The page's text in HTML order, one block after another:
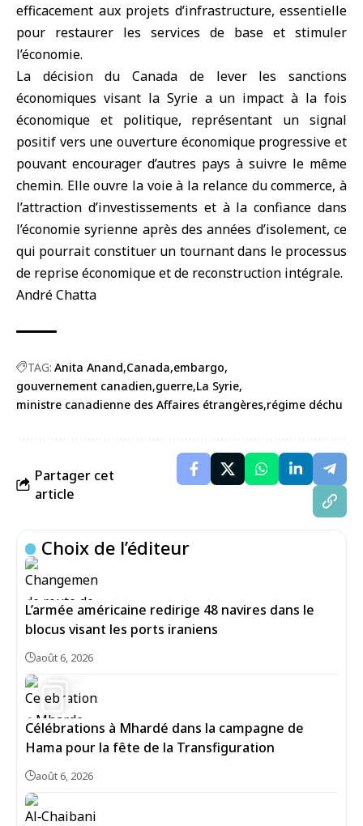
efficacement aux projets d’infrastructure, essentielle
pour restaurer les services de base et stimuler
l’économie.
La décision duCanada de lever les sanctions
économiques visant la Syrie a un impact à la fois
économique et politique, représentant un signal
positif vers une ouverture économique progressive et
pouvant encourager d’autres pays à suivre le même
chemin. Elle ouvre la voie à la relance du commerce, à
l’attraction d’investissements et à la confiance dans
l’économie syrienne après des années d’isolement, ce
qui pourrait constituer un tournant dans le processus
de reprise économique et de reconstruction intégrale.
André Chatta
TAG: Anita Anand Canada embargo
gouvernement canadien guerre La Syrie
ministre canadienne des Affaires étrangères régime déchu
Partager cet
article
Choix de l’éditeur
L’armée américaine redirige 48 navires dans le
blocus visant les ports iraniens
août 6, 2026
Célébrations à Mhardé dans la campagne de
Hama pour la fête de la Transfiguration
août 6, 2026